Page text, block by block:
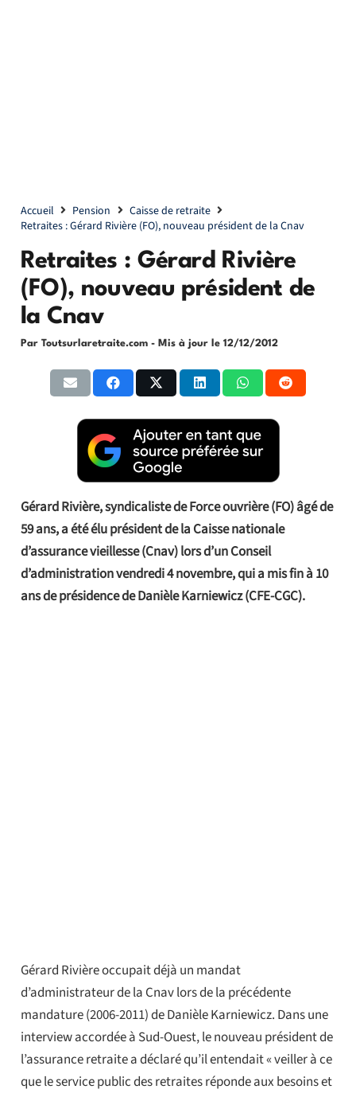
Accueil Pension
Caisse de retraite
Retraites : Gérard Rivière (FO), nouveau président de la Cnav
Retraites : Gérard Rivière
(FO), nouveau président de
la Cnav
Par Toutsurlaretraite.com - Mis à jour le 12/12/2012
Gérard Rivière, syndicaliste de Force ouvrière (FO) âgé de
59 ans, a été élu président de la Caisse nationale
d’assurance vieillesse (Cnav) lors d’un Conseil
d’administration vendredi 4 novembre, qui a mis fin à 10
ans de présidence de Danièle Karniewicz (CFE-CGC).
Gérard Rivière occupait déjà un mandat
d’administrateur de la Cnav lors de la précédente
mandature (2006-2011) de Danièle Karniewicz. Dans une
interview accordée à Sud-Ouest, le nouveau président de
l’assurance retraite a déclaré qu’il entendait « veiller à ce
que le service public des retraites réponde aux besoins et